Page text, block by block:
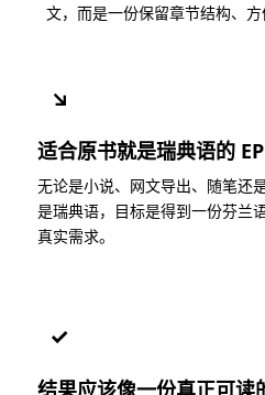
文，而是一份保留章节结构、方
↘
适合原书就是瑞典语的
无论是小说、网文导出、随笔还
是瑞典语，目标是得到一份芬兰
真实需求。
✓
结果应该像一份真正可读